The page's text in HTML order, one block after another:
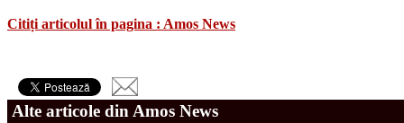
Citiți articolul în pagina : Amos News
Alte articole din Amos News